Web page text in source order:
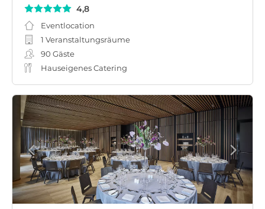
4,8
Eventlocation
1 Veranstaltungsräume
90 Gäste
Hauseigenes Catering